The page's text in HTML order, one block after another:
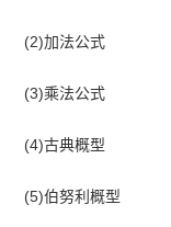
(2)加法公式
(3)乘法公式
(4)古典概型
(5)伯努利概型